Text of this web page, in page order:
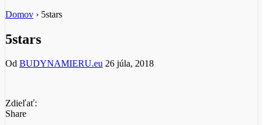
Domov › 5stars
5stars
Od BUDYNAMIERU.eu 26 júla, 2018
Zdieľať:
Share